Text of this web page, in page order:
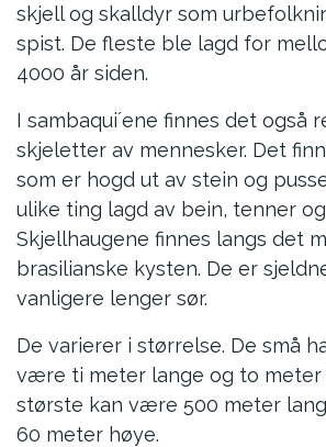
skjell og skalldyr som
spist. De fleste ble lagd for
4000 år siden.
I sambaqui´ene finnes det også
skjeletter av mennesker. Det
som er hogd ut av stein og
ulike ting lagd av bein, tenner
Skjellhaugene finnes langs det
brasilianske kysten. De er
vanligere lenger sør.
De varierer i størrelse. De små
være ti meter lange og to meter
største kan være 500 meter
60 meter høye.